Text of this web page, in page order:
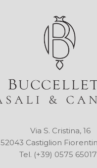
Via S. Cristina, 16
52043 Castiglion
Tel. (+39) 0575